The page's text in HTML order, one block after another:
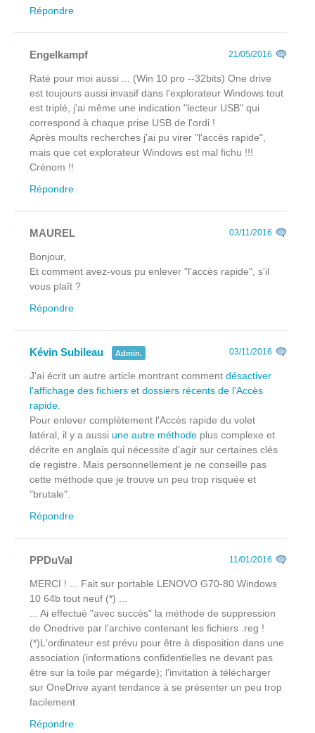
Répondre
Engelkampf 21/05/2016
Raté pour moi aussi ... (Win 10 pro --32bits) One drive
est toujours aussi invasif dans l'explorateur Windows tout
est triplé, j'ai même une indication "lecteur USB" qui
correspond à chaque prise USB de l'ordi !
Après moults recherches j'ai pu virer "l'accès rapide",
mais que cet explorateur Windows est mal fichu !!!
Crénom !!
Répondre
MAUREL 03/11/2016
Bonjour,
Et comment avez-vous pu enlever "l'accès rapide", s'il
vous plaît ?
Répondre
Kévin Subileau Admin. 03/11/2016
J'ai écrit un autre article montrant comment désactiver
l'affichage des fichiers et dossiers récents de l'Accès
rapide.
Pour enlever complètement l'Accès rapide du volet
latéral, il y a aussi une autre méthode plus complexe et
décrite en anglais qui nécessite d'agir sur certaines clés
de registre. Mais personnellement je ne conseille pas
cette méthode que je trouve un peu trop risquée et
"brutale".
Répondre
PPDuVal 11/01/2016
MERCI ! ... Fait sur portable LENOVO G70-80 Windows
10 64b tout neuf (*) ...
... Ai effectué "avec succès" la méthode de suppression
de Onedrive par l'archive contenant les fichiers .reg !
(*)L'ordinateur est prévu pour être à disposition dans une
association (informations confidentielles ne devant pas
être sur la toile par mégarde); l'invitation à télécharger
sur OneDrive ayant tendance à se présenter un peu trop
facilement.
Répondre